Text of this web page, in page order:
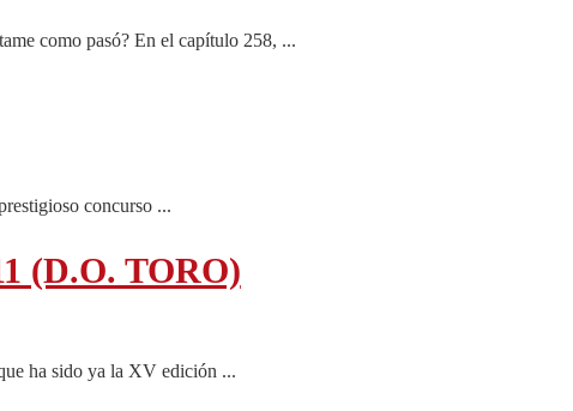
como pasó? En el capítulo 258, ...
concurso ...
(D.O. TORO)
ha sido ya la XV edición ...